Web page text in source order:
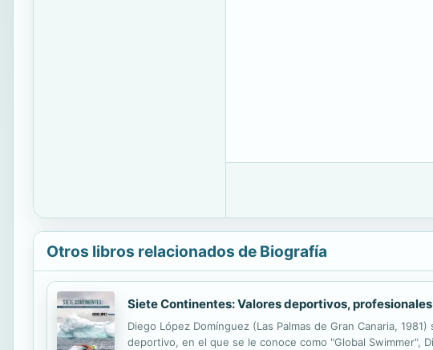
Otros libros relacionados de Biografía
Siete Continentes: Valores deportivos,
Diego López Domínguez (Las Palmas de Gran Canaria,
deportivo, en el que se le conoce como "Global Swimmer",